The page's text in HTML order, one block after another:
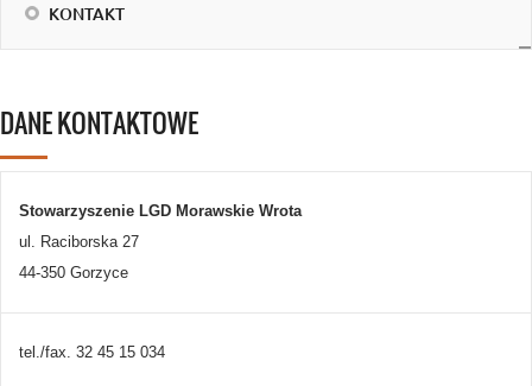
KONTAKT
DANE KONTAKTOWE
Stowarzyszenie LGD Morawskie Wrota
ul. Raciborska 27
44-350 Gorzyce
tel./fax. 32 45 15 034